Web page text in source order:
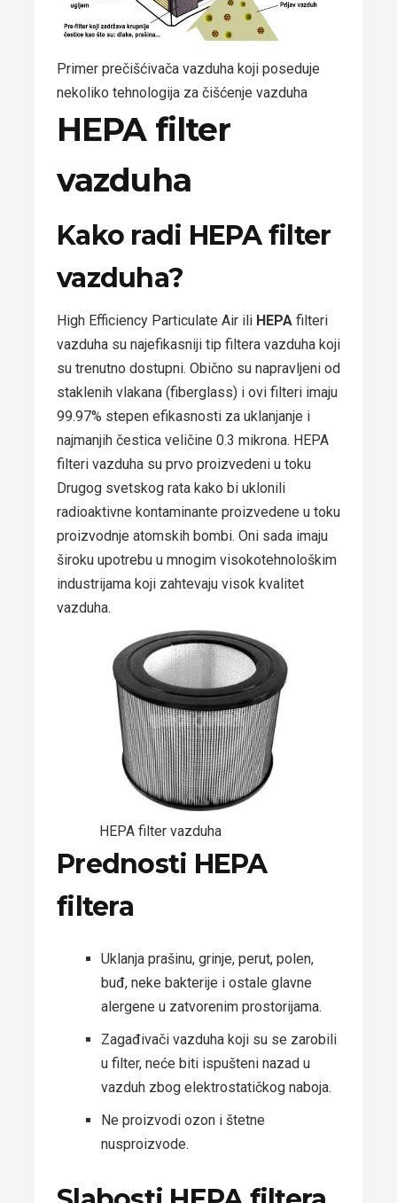
Primer prečišćivača vazduha koji poseduje
nekoliko tehnologija za čišćenje vazduha
HEPA filter
vazduha
Kako radi HEPA filter
vazduha?
High Efficiency Particulate Air ili HEPA filteri
vazduha su najefikasniji tip filtera vazduha koji
su trenutno dostupni. Obično su napravljeni od
staklenih vlakana (fiberglass) i ovi filteri imaju
99.97% stepen efikasnosti za uklanjanje i
najmanjih čestica veličine 0.3 mikrona. HEPA
filteri vazduha su prvo proizvedeni u toku
Drugog svetskog rata kako bi uklonili
radioaktivne kontaminante proizvedene u toku
proizvodnje atomskih bombi. Oni sada imaju
široku upotrebu u mnogim visokotehnološkim
industrijama koji zahtevaju visok kvalitet
vazduha.
HEPA filter vazduha
Prednosti HEPA
filtera
Uklanja prašinu, grinje, perut, polen,
buđ, neke bakterije i ostale glavne
alergene u zatvorenim prostorijama.
Zagađivači vazduha koji su se zarobili
u filter, neće biti ispušteni nazad u
vazduh zbog elektrostatičkog naboja.
Ne proizvodi ozon i štetne
nusproizvode.